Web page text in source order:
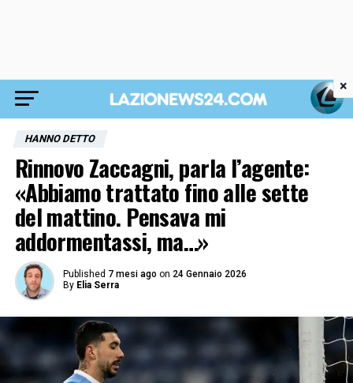
HANNO DETTO
Rinnovo Zaccagni, parla l’agente:
«Abbiamo trattato fino alle sette
del mattino. Pensava mi
addormentassi, ma…»
Published 7 mesi ago on 24 Gennaio 2026
By Elia Serra
×